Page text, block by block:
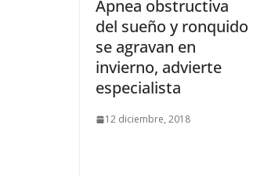
Apnea obstructiva
del sueño y ronquido
se agravan en
invierno, advierte
especialista
12 diciembre, 2018